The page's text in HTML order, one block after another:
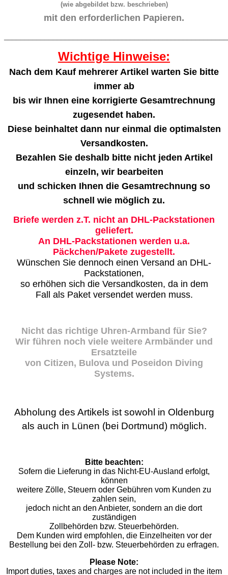
(wie abgebildet bzw. beschrieben)
mit den erforderlichen Papieren.
Wichtige Hinweise:
Nach dem Kauf mehrerer Artikel warten Sie bitte
immer ab
bis wir Ihnen eine korrigierte Gesamtrechnung
zugesendet haben.
Diese beinhaltet dann nur einmal die optimalsten
Versandkosten.
Bezahlen Sie deshalb bitte nicht jeden Artikel
einzeln, wir bearbeiten
und schicken Ihnen die Gesamtrechnung so
schnell wie möglich zu.
Briefe werden z.T. nicht an DHL-Packstationen
geliefert.
An DHL-Packstationen werden u.a.
Päckchen/Pakete zugestellt.
Wünschen Sie dennoch einen Versand an DHL-
Packstationen,
so erhöhen sich die Versandkosten, da in dem
Fall als Paket versendet werden muss.
Nicht das richtige Uhren-Armband für Sie?
Wir führen noch viele weitere Armbänder und
Ersatzteile
von Citizen, Bulova und Poseidon Diving
Systems.
Abholung des Artikels ist sowohl in Oldenburg
als auch in Lünen (bei Dortmund) möglich.
Bitte beachten:
Sofern die Lieferung in das Nicht-EU-Ausland erfolgt,
können
weitere Zölle, Steuern oder Gebühren vom Kunden zu
zahlen sein,
jedoch nicht an den Anbieter, sondern an die dort
zuständigen
Zollbehörden bzw. Steuerbehörden.
Dem Kunden wird empfohlen, die Einzelheiten vor der
Bestellung bei den Zoll- bzw. Steuerbehörden zu erfragen.
Please Note:
Import duties, taxes and charges are not included in the item